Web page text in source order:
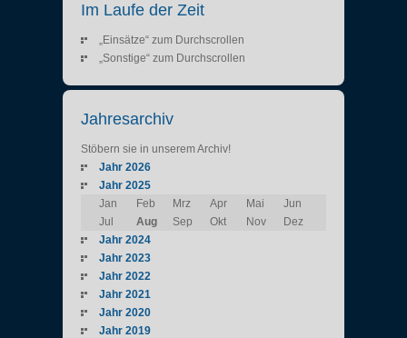
Im Laufe der Zeit
„Einsätze“ zum Durchscrollen
„Sonstige“ zum Durchscrollen
Jahresarchiv
Stöbern sie in unserem Archiv!
Jahr 2026
Jahr 2025
Jan
Feb Mrz Apr Mai
Jun
Jul
Aug Sep Okt Nov
Dez
Jahr 2024
Jahr 2023
Jahr 2022
Jahr 2021
Jahr 2020
Jahr 2019